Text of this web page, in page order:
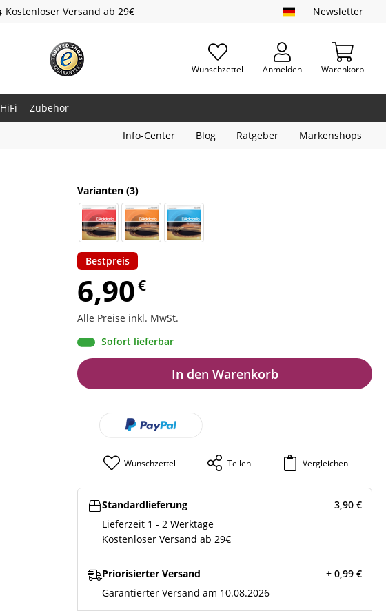
Kostenloser Versand ab 29€ Newsletter
Wunschzettel Anmelden Warenkorb
HiFi Zubehör
Info-Center Blog Ratgeber Markenshops
Varianten (3)
Bestpreis
6,90€
Alle Preise inkl. MwSt.
Sofort lieferbar
In den Warenkorb
Wunschzettel Teilen Vergleichen
Standardlieferung 3,90 €
Lieferzeit 1 - 2 Werktage
Kostenloser Versand ab 29€
Priorisierter Versand + 0,99 €
Garantierter Versand am 10.08.2026